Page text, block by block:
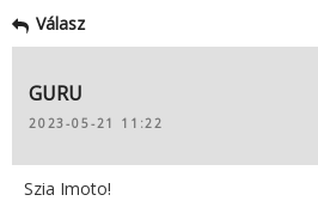
Válasz
GURU
2023-05-21 11:22
Szia Imoto!